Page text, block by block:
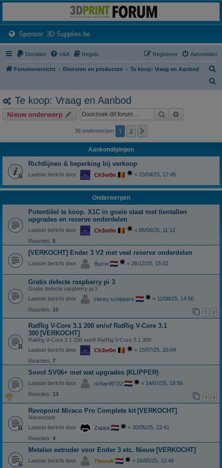
Het 3D print forum van de Benelux na de sluiting van 3dprintforum.nl
Sponsor: 3D Supplies.be(Opens a new tab)
Donaties V&A Regels Aanmelden
Registreer
Forumoverzicht Diensten en producten Te koop: Vraag en Aanbod
Te koop: Vraag en Aanbod
Nieuw onderwerp Zoek
36 onderwerpen 1 2
Aankondigingen
Richtlijnen & beperking bij verkoop
Laatste bericht door Ch3vr0n « 23/04/23, 17:45
Onderwerpen
Potentiëel te koop. X1C in goeie staat met tientallen
upgrades en reserve onderdelen
Laatste bericht door Ch3vr0n « 06/06/26, 11:12
Reacties: 5
[VERKOCHT] Ender 3 V2 met veel reserve onderdelen
Laatste bericht door Burrel « 26/12/25, 15:02
Gratis defecte raspberry pi 3
Gratis defecte raspberry pi 3
Laatste bericht door
Henry schippers « 11/08/25, 14:50
Reacties: 10 1 2
RatRig V-Core 3.1 200 en/of RatRig V-Core 3.1
300 [VERKOCHT]
RatRig V-Core 3.1 200 en/of RatRig V-Core 3.1 300
Laatste bericht door
Ch3vr0n « 15/07/25, 20:04
Reacties: 7
Sovol SV06+ met wat upgrades (KLIPPER)
Laatste bericht door richard9722 « 14/07/25, 19:56
Reacties: 13 1 2
Revopoint Miraco Pro Complete kit [VERKOCHT]
Nieuwstaat
Laatste bericht door
Zappa « 30/05/25, 22:41
Reacties: 4
Metalen extruder voor Ender 3 etc. Nieuw [VERKOCHT]
Laatste bericht door Theovh « 26/05/25, 10:46